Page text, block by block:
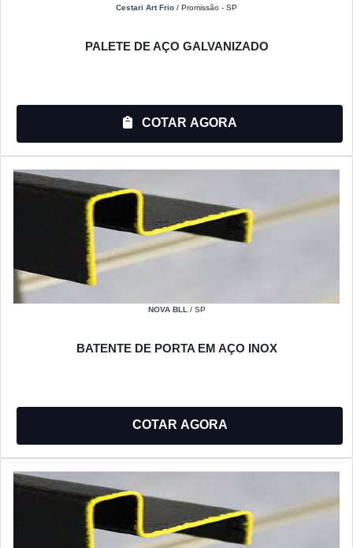
Cestari Art Frio / Promissão - SP
PALETE DE AÇO GALVANIZADO
COTAR AGORA
NOVA BLL / SP
BATENTE DE PORTA EM AÇO INOX
COTAR AGORA